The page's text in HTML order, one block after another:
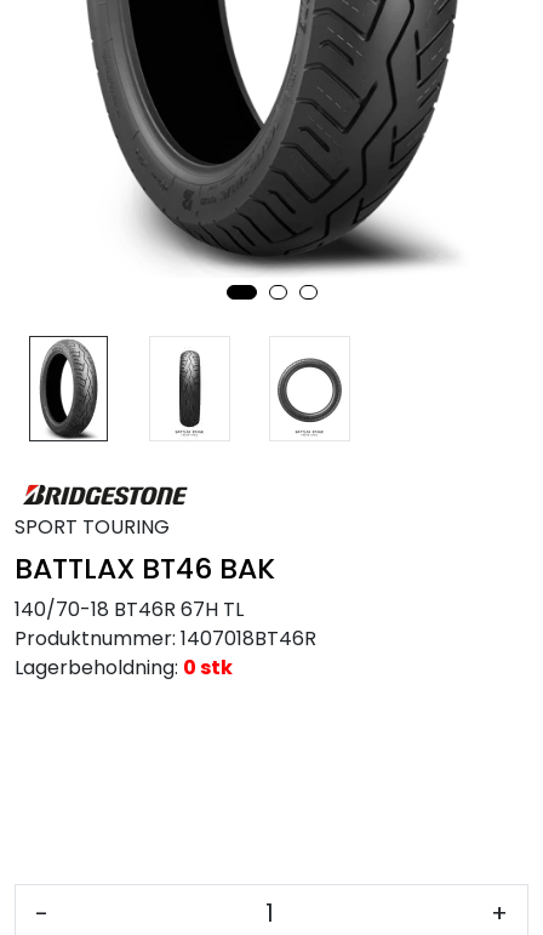
SPORT TOURING
BATTLAX BT46 BAK
140/70-18 BT46R 67H TL
Produktnummer: 1407018BT46R
Lagerbeholdning: 0 stk
- +
Tilbudstorget